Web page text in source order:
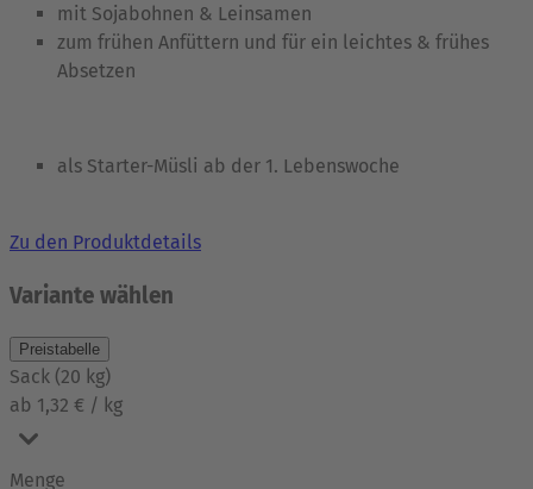
mit Sojabohnen & Leinsamen
zum frühen Anfüttern und für ein leichtes & frühes
Absetzen
als Starter-Müsli ab der 1. Lebenswoche
Zu den Produktdetails
Variante wählen
Preistabelle
Sack (20 kg)
ab 1,32 € / kg
Menge